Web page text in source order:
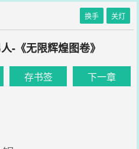
换手 关灯
-《无限辉煌图卷》
存书签 下一章